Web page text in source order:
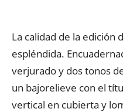
La calidad de la edición
espléndida.
verjurado y dos tonos
un bajorelieve con el
vertical en cubierta y